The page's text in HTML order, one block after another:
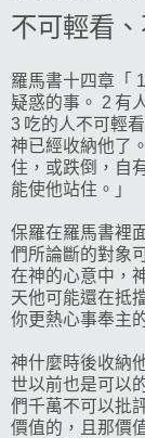
不可輕看、
羅馬書十四章「
疑惑的事。 2 有
3 吃的人不可輕
神已經收納他了
住，或跌倒，自
能使他站住。」
保羅在羅馬書裡
們所論斷的對象
在神的心意中，
天他可能還在抵
你更熱心事奉主
神什麼時後收納
世以前也是可以
們千萬不可以批
價值的，且那價